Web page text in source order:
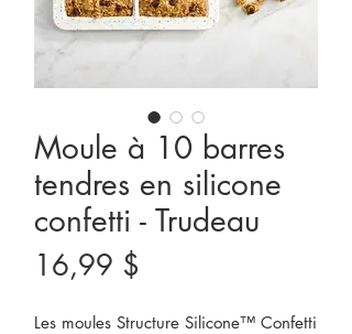
Moule à 10 barres
tendres en silicone
confetti - Trudeau
16,99 $
Les moules Structure Silicone™ Confetti